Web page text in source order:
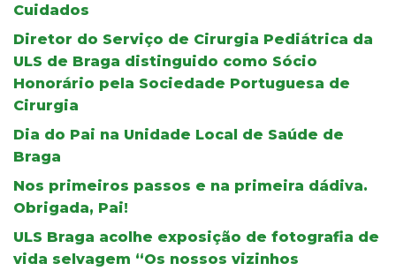
Cuidados
Diretor do Serviço de Cirurgia Pediátrica da
ULS de Braga distinguido como Sócio
Honorário pela Sociedade Portuguesa de
Cirurgia
Dia do Pai na Unidade Local de Saúde de
Braga
Nos primeiros passos e na primeira dádiva.
Obrigada, Pai!
ULS Braga acolhe exposição de fotografia de
vida selvagem “Os nossos vizinhos